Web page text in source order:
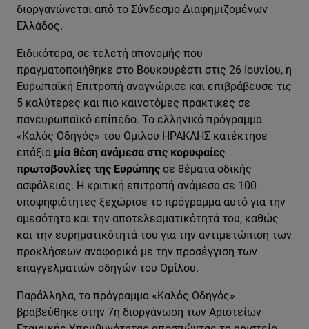
διοργανώνεται από το Σύνδεσμο Διαφημιζομένων
Ελλάδος.
Ειδικότερα, σε τελετή απονομής που
πραγματοποιήθηκε στο Βουκουρέστι στις 26 Ιουνίου, η
Ευρωπαϊκή Επιτροπή αναγνώρισε και επιβράβευσε τις
5 καλύτερες και πιο καινοτόμες πρακτικές σε
πανευρωπαϊκό επίπεδο. Το ελληνικό πρόγραμμα
«Καλός Οδηγός» του Ομίλου ΗΡΑΚΛΗΣ κατέκτησε
επάξια μία θέση ανάμεσα στις κορυφαίες
πρωτοβουλίες της Ευρώπης σε θέματα οδικής
ασφάλειας. Η κριτική επιτροπή ανάμεσα σε 100
υποψηφιότητες ξεχώρισε το πρόγραμμα αυτό για την
αμεσότητα και την αποτελεσματικότητά του, καθώς
και την ευρηματικότητά του για την αντιμετώπιση των
προκλήσεων αναφορικά με την προσέγγιση των
επαγγελματιών οδηγών του Ομίλου.
Παράλληλα, το πρόγραμμα «Καλός Οδηγός»
βραβεύθηκε στην 7η διοργάνωση των Αριστείων